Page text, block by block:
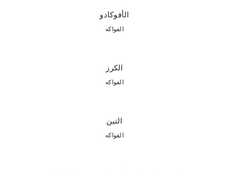
الأفوكادو
الفواكه
الكرز
الفواكه
التين
الفواكه